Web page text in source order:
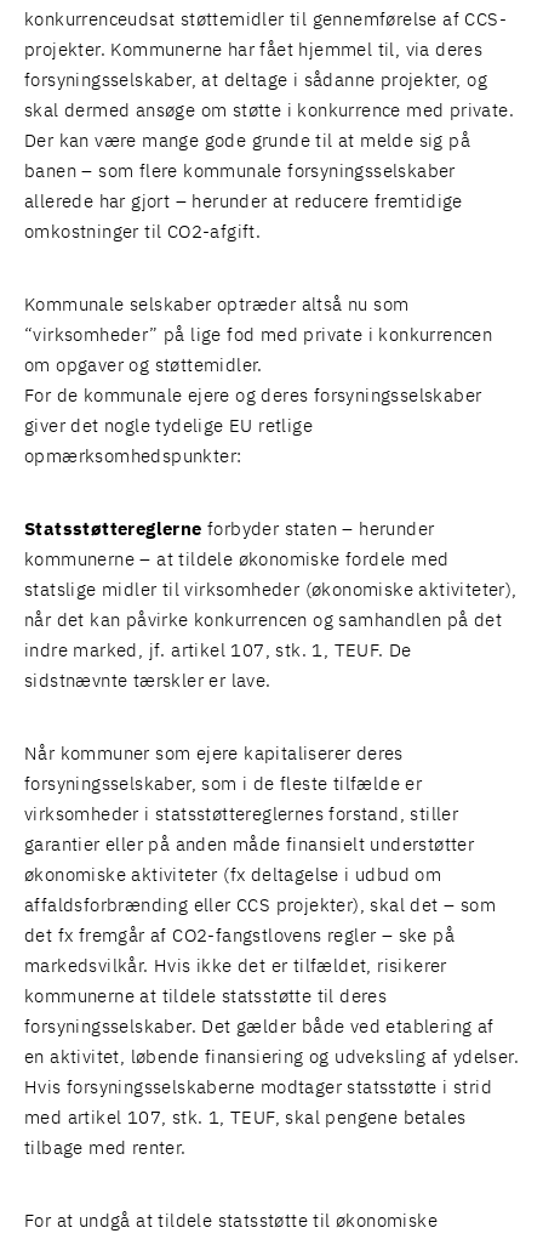
konkurrenceudsat støttemidler til gennemførelse af CCS-
projekter. Kommunerne har fået hjemmel til, via deres
forsyningsselskaber, at deltage i sådanne projekter, og
skal dermed ansøge om støtte i konkurrence med private.
Der kan være mange gode grunde til at melde sig på
banen – som flere kommunale forsyningsselskaber
allerede har gjort – herunder at reducere fremtidige
omkostninger til CO2-afgift.
Kommunale selskaber optræder altså nu som
“virksomheder” på lige fod med private i konkurrencen
om opgaver og støttemidler.
For de kommunale ejere og deres forsyningsselskaber
giver det nogle tydelige EU retlige
opmærksomhedspunkter:
Statsstøttereglerne forbyder staten – herunder
kommunerne – at tildele økonomiske fordele med
statslige midler til virksomheder (økonomiske aktiviteter),
når det kan påvirke konkurrencen og samhandlen på det
indre marked, jf. artikel 107, stk. 1, TEUF. De
sidstnævnte tærskler er lave.
Når kommuner som ejere kapitaliserer deres
forsyningsselskaber, som i de fleste tilfælde er
virksomheder i statsstøttereglernes forstand, stiller
garantier eller på anden måde finansielt understøtter
økonomiske aktiviteter (fx deltagelse i udbud om
affaldsforbrænding eller CCS projekter), skal det – som
det fx fremgår af CO2-fangstlovens regler – ske på
markedsvilkår. Hvis ikke det er tilfældet, risikerer
kommunerne at tildele statsstøtte til deres
forsyningsselskaber. Det gælder både ved etablering af
en aktivitet, løbende finansiering og udveksling af ydelser.
Hvis forsyningsselskaberne modtager statsstøtte i strid
med artikel 107, stk. 1, TEUF, skal pengene betales
tilbage med renter.
For at undgå at tildele statsstøtte til økonomiske